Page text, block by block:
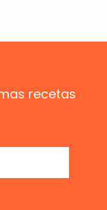
recetas